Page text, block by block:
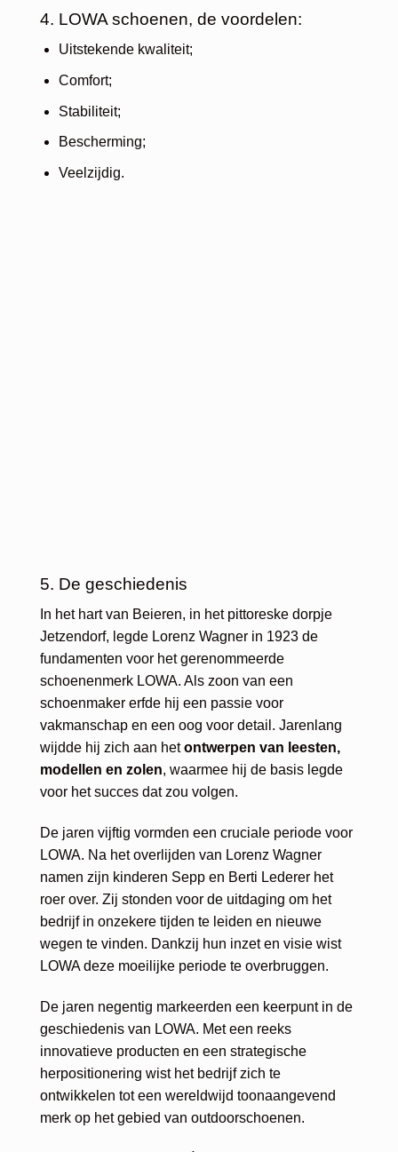
4. LOWA schoenen, de voordelen:
Uitstekende kwaliteit;
Comfort;
Stabiliteit;
Bescherming;
Veelzijdig.
5. De geschiedenis
In het hart van Beieren, in het pittoreske dorpje
Jetzendorf, legde Lorenz Wagner in 1923 de
fundamenten voor het gerenommeerde
schoenenmerk LOWA. Als zoon van een
schoenmaker erfde hij een passie voor
vakmanschap en een oog voor detail. Jarenlang
wijdde hij zich aan hetontwerpen van leesten,
modellen en zolen, waarmee hij de basis legde
voor het succes dat zou volgen.
De jaren vijftig vormden een cruciale periode voor
LOWA. Na het overlijden van Lorenz Wagner
namen zijn kinderen Sepp en Berti Lederer het
roer over. Zij stonden voor de uitdaging om het
bedrijf in onzekere tijden te leiden en nieuwe
wegen te vinden. Dankzij hun inzet en visie wist
LOWA deze moeilijke periode te overbruggen.
De jaren negentig markeerden een keerpunt in de
geschiedenis van LOWA. Met een reeks
innovatieve producten en een strategische
herpositionering wist het bedrijf zich te
ontwikkelen tot een wereldwijd toonaangevend
merk op het gebied van outdoorschoenen.